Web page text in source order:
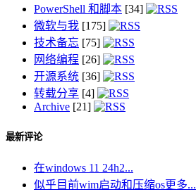
PowerShell 和脚本 [34]
微软与我 [175]
技术备忘 [75]
网络编程 [26]
开源系统 [36]
转载分享 [4]
Archive [21]
最新评论
在windows 11 24h2...
似乎目前wim启动和压缩os更多...